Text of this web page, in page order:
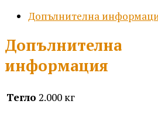
Допълнителна
Допълнителна
информация
Тегло 2.000 кг